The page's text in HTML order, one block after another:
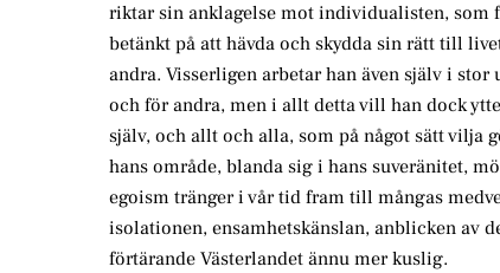
riktar sin anklagelse mot individualisten, som
betänkt på att hävda och skydda sin rätt till
andra. Visserligen arbetar han även själv i stor
och för andra, men i allt detta vill han dock
själv, och allt och alla, som på något sätt vilja
hans område, blanda sig i hans suveränitet,
egoism tränger i vår tid fram till mångas
isolationen, ensamhetskänslan, anblicken av
förtärande Västerlandet ännu mer kuslig.